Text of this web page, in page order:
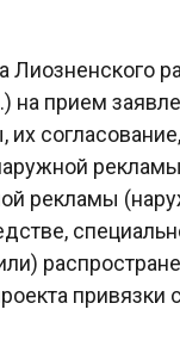
Лиозненского
на прием
рекламы